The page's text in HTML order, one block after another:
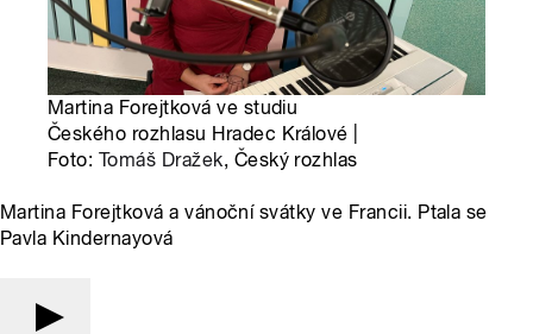
Martina Forejtková ve studiu
Českého rozhlasu Hradec Králové |
Foto: Tomáš Dražek, Český rozhlas
Martina Forejtková a vánoční svátky ve Francii. Ptala se
Pavla Kindernayová